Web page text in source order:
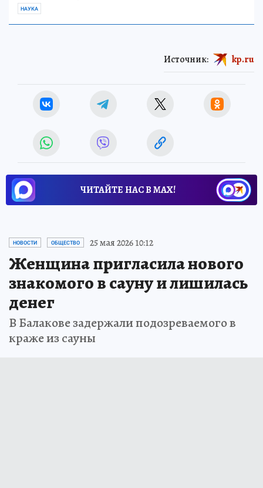
НАУКА
Источник: kp.ru
ЧИТАЙТЕ НАС В МАХ!
НОВОСТИ ОБЩЕСТВО 25 мая 2026 10:12
Женщина пригласила нового
знакомого в сауну и лишилась
денег
В Балакове задержали подозреваемого в
краже из сауны